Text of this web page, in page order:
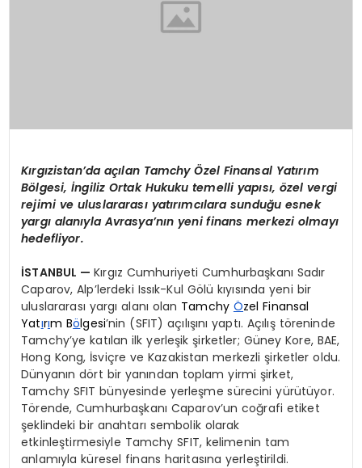
Kırgızistan’da açılan Tamchy Özel Finansal Yatırım
Bölgesi, İngiliz Ortak Hukuku temelli yapısı, özel vergi
rejimi ve uluslararası yatırımcılara sunduğu esnek
yargı alanıyla Avrasya’nın yeni finans merkezi olmayı
hedefliyor.
İSTANBUL —Kırgız Cumhuriyeti Cumhurbaşkanı Sadır
Caparov, Alp’lerdeki Issık-Kul Gölü kıyısında yeni bir
uluslararası yargı alanı olan Tamchy Özel Finansal
Yatırım Bölgesi’nin (SFIT) açılışını yaptı. Açılış töreninde
Tamchy’ye katılan ilk yerleşik şirketler; Güney Kore, BAE,
Hong Kong, İsviçre ve Kazakistan merkezli şirketler oldu.
Dünyanın dört bir yanından toplam yirmi şirket,
Tamchy SFIT bünyesinde yerleşme sürecini yürütüyor.
Törende, Cumhurbaşkanı Caparov’un coğrafi etiket
şeklindeki bir anahtarı sembolik olarak
etkinleştirmesiyle Tamchy SFIT, kelimenin tam
anlamıyla küresel finans haritasına yerleştirildi.